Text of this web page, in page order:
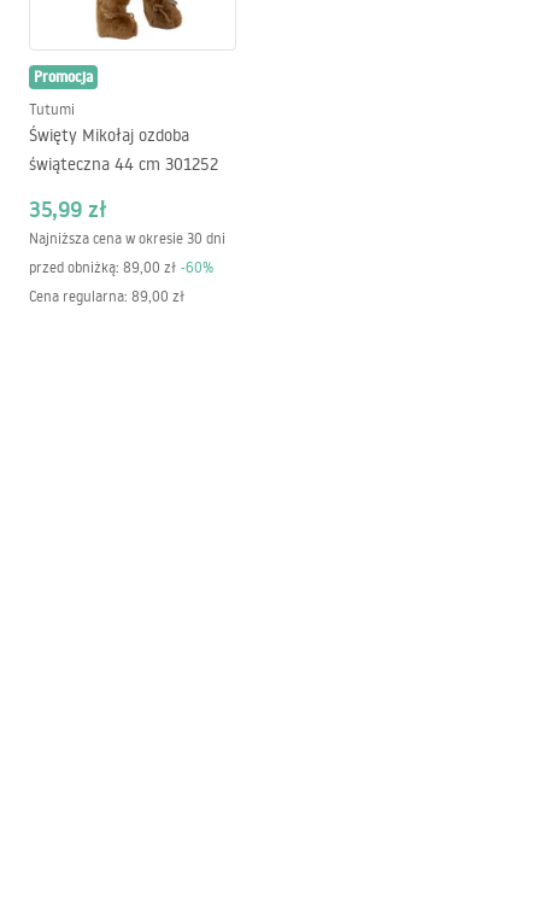
Kod producenta
Promocja
Tutumi
Święty Mikołaj ozdoba
świąteczna 44 cm 301252
35,99 zł
Najniższa cena w okresie 30 dni
przed obniżką: 89,00 zł -60%
Cena regularna: 89,00 zł